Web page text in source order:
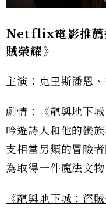
Netflix電影推薦
賊榮耀》
主演：克里斯潘恩
劇情：《龍與地下
吟遊詩人和他的蠻
支相當另類的冒險
為取得一件魔法文物
《龍與地下城：盜